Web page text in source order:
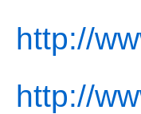
http://
http://